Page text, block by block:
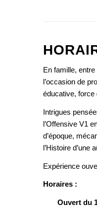
En famille,
l’occasion de
éducative, force
Intrigues
l’Offensive V1
d’époque,
l’Histoire d’une
Expérience
Horaires :
Ouvert du